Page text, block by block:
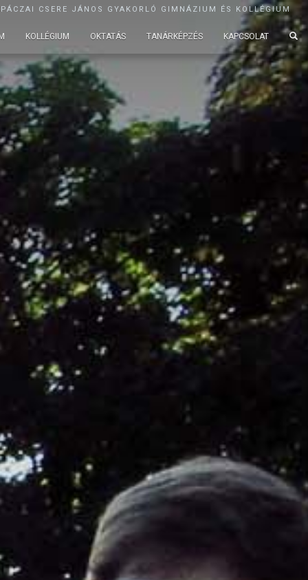
CSERE JÁNOS GYAKORLÓ GIMNÁZIUM ÉS KOLLÉGIUM
KOLLÉGIUM OKTATÁS TANÁRKÉPZÉS KAPCSOLAT